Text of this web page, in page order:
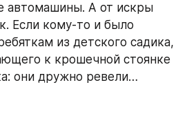
автомашины. А от искры
Если кому-то и было
из детского садика,
к крошечной стоянке
они дружно ревели…